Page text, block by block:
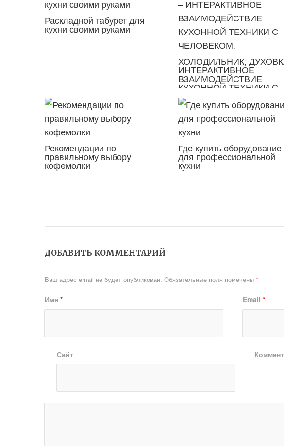
Раскладной табурет для
кухни своими руками
ХОЛОДИЛЬНИК,
ИНТЕРАКТИВНОЕ
ВЗАИМОДЕЙСТВИЕ
КУХОННОЙ ТЕХНИКИ С
ЧЕЛОВЕКОМ.
Рекомендации по
правильному выбору
кофемолки
Где купить оборудование
для профессиональной
кухни
ДОБАВИТЬ КОММЕНТАРИЙ
Ваш адрес email не будет опубликован. Обязательные поля помечены *
Имя * Email *
Сайт